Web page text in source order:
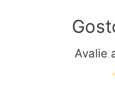
Avalie